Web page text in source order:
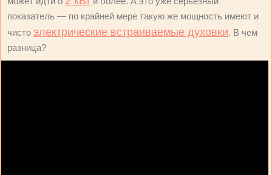
показатель — по крайней мере такую же мощность имеют и
чисто электрические встраиваемые духовки. В чем
разница?